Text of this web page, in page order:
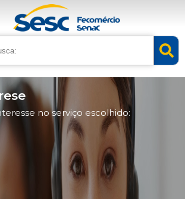
no serviço escolhido: